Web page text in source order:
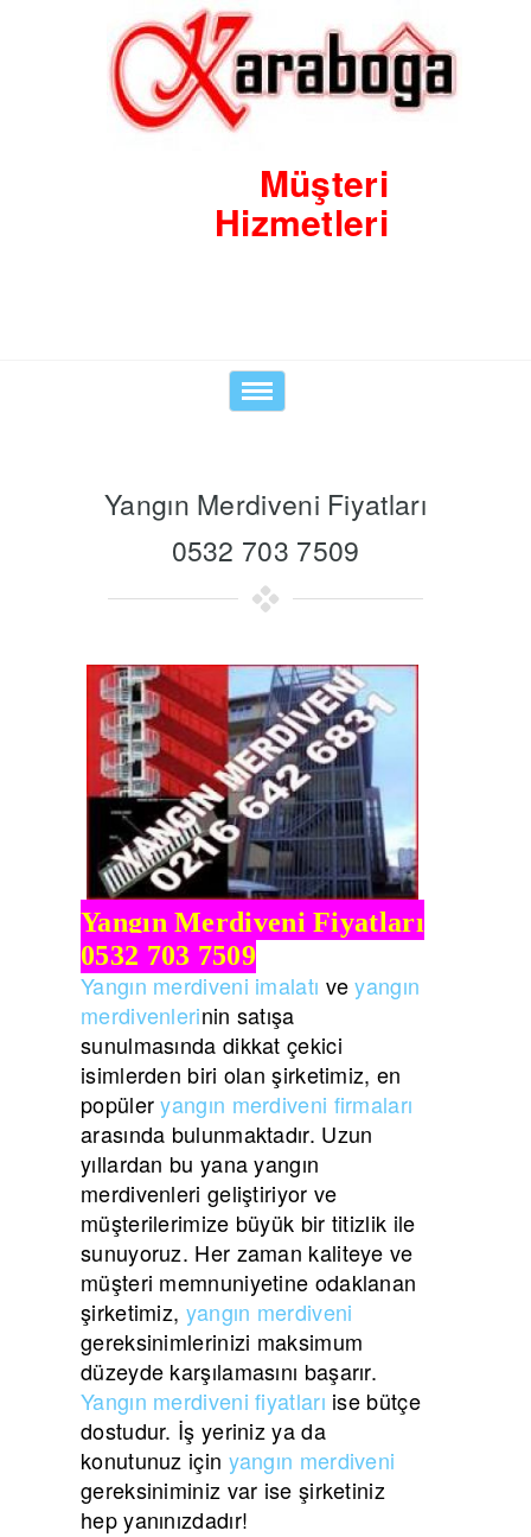
Müşteri
Hizmetleri
Toggle
navigation
Yangın Merdiveni Fiyatları
0532 703 7509
Yangın Merdiveni Fiyatları
0532 703 7509
Yangın merdiveni imalatı veyangın
merdivenlerinin satışa
sunulmasında dikkat çekici
isimlerden biri olan şirketimiz, en
popüleryangın merdiveni firmaları
arasında bulunmaktadır. Uzun
yıllardan bu yana yangın
merdivenleri geliştiriyor ve
müşterilerimize büyük bir titizlik ile
sunuyoruz. Her zaman kaliteye ve
müşteri memnuniyetine odaklanan
şirketimiz, yangın merdiveni
gereksinimlerinizi maksimum
düzeyde karşılamasını başarır.
Yangın merdiveni fiyatları ise bütçe
dostudur. İş yeriniz ya da
konutunuz için yangın merdiveni
gereksiniminiz var ise şirketiniz
hep yanınızdadır!